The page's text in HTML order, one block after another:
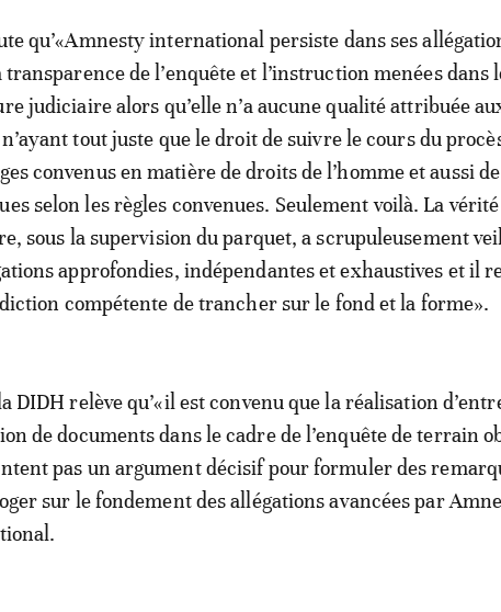
qu’«Amnesty international persiste dans ses
transparence de l’enquête et l’instruction menées dans
judiciaire alors qu’elle n’a aucune qualité attribuée
tout juste que le droit de suivre le cours du
convenus en matière de droits de l’homme et aussi
selon les règles convenues. Seulement voilà. La
sous la supervision du parquet, a scrupuleusement
approfondies, indépendantes et exhaustives et il
compétente de trancher sur le fond et la forme».
DIDH relève qu’«il est convenu que la réalisation
de documents dans le cadre de l’enquête de terrain
pas un argument décisif pour formuler des
sur le fondement des allégations avancées par